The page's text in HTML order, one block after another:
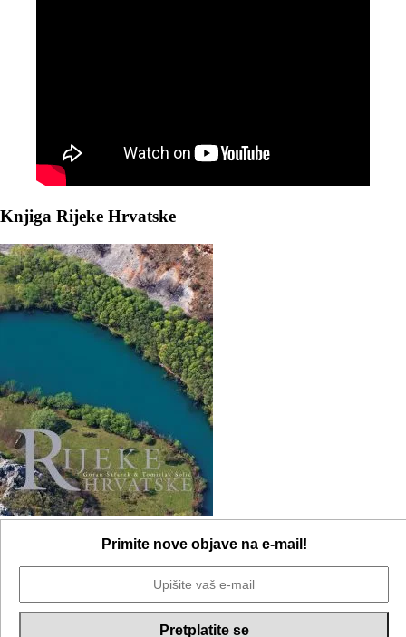
Knjiga Rijeke Hrvatske
Primite nove objave na e-mail!